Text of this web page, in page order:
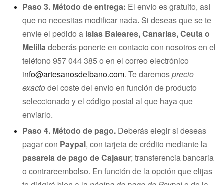
Paso 3. Método de entrega: El envío es gratuito, así
que no necesitas modificar nada. Si deseas que se te
envíe el pedido a Islas Baleares, Canarias, Ceuta o
Melilladeberás ponerte en contacto con nosotros en el
teléfono 957 044 385 o en el correo electrónico
info@artesanosdelbano.com. Te daremosprecio
exactodel coste del envío en función de producto
seleccionado y el código postal al que haya que
enviarlo.
Paso 4. Método de pago. Deberás elegir si deseas
pagar con Paypal, con tarjeta de crédito mediante la
pasarela de pago de Cajasur; transferencia bancaria
o contrareembolso. En función de la opción que elijas